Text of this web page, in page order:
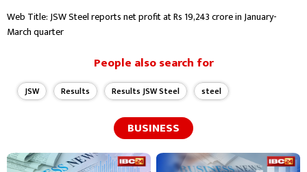
Web Title: JSW Steel reports net profit at Rs 19,243 crore in January-
March quarter
People also search for
JSW Results Results JSW Steel steel
BUSINESS